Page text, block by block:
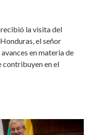
la visita del
el señor
en materia de
contribuyen en el